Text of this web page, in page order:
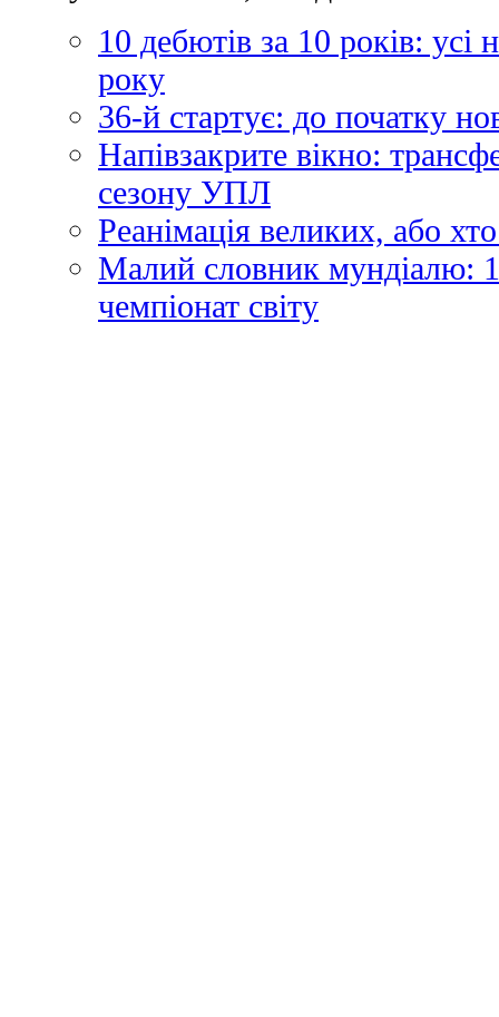
10 дебютів за 10 років:
року
36-й стартує: до початку
Напівзакрите вікно:
сезону УПЛ
Реанімація великих, або
Малий словник мундіалю:
чемпіонат світу